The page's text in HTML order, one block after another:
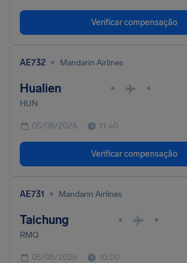
Verificar compensação
AE732 • Mandarin Airlines
Hualien • •
HUN
05/08/2026 11:40
Verificar compensação
AE731 • Mandarin Airlines
Taichung • •
RMQ
05/08/2026 10:00